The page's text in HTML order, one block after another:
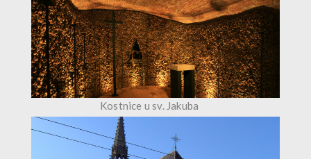
Kostnice u sv. Jakuba